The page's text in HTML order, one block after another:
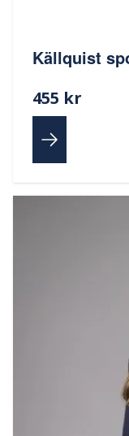
Källquist
455 kr